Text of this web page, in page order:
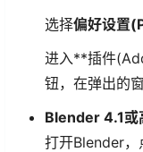
选择偏好设置
进入**插件
钮，在弹出的
Blender 4.1或
打开Blender，